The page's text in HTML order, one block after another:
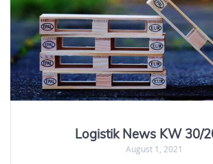
Logistik News KW 30/
August 1, 2021